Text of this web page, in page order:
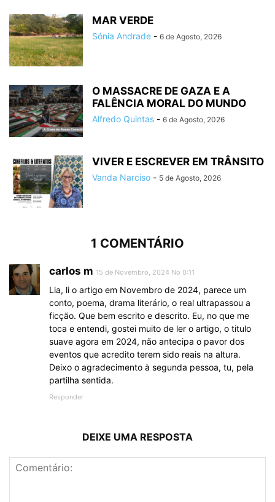
MAR VERDE
Sónia Andrade - 6 de Agosto, 2026
O MASSACRE DE GAZA E A
FALÊNCIA MORAL DO MUNDO
Alfredo Quintas - 6 de Agosto, 2026
VIVER E ESCREVER EM TRÂNSITO
Vanda Narciso - 5 de Agosto, 2026
1 COMENTÁRIO
carlos m 15 de Novembro, 2024 No 0:11
Lia, li o artigo em Novembro de 2024, parece um
conto, poema, drama literário, o real ultrapassou a
ficção. Que bem escrito e descrito. Eu, no que me
toca e entendi, gostei muito de ler o artigo, o titulo
suave agora em 2024, não antecipa o pavor dos
eventos que acredito terem sido reais na altura.
Deixo o agradecimento à segunda pessoa, tu, pela
partilha sentida.
Responder
DEIXE UMA RESPOSTA